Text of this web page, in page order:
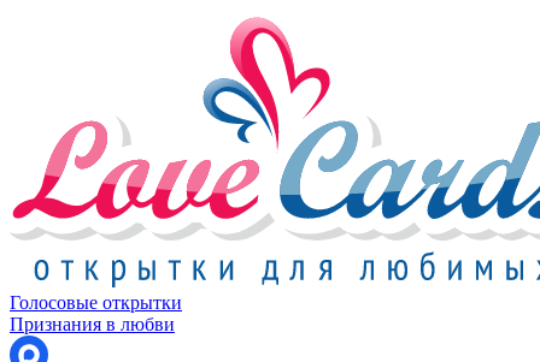
Голосовые открытки
Признания в любви